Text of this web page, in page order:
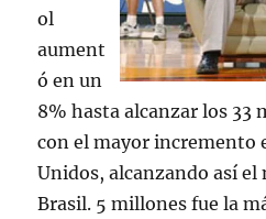
ol
aument
ó en un
8% hasta alcanzar los 33
con el mayor incremento
Unidos, alcanzando así el
Brasil. 5 millones fue la